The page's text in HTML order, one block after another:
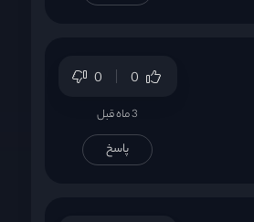
0 0
3 ماه قبل
پاسخ